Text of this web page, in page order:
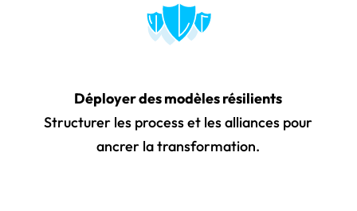
Déployer des modèles résilients
Structurer les process et les alliances pour
ancrer la transformation.